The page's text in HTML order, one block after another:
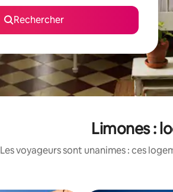
Rechercher
Limones :
Les voyageurs sont unanimes : ces